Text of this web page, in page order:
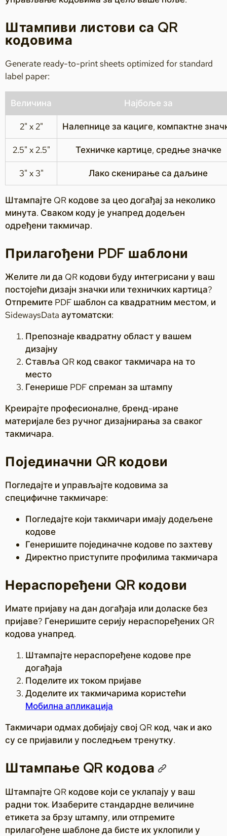
Штампиви листови са QR
кодовима
Generate ready-to-print sheets optimized for standard
label paper:
Величина Најбоље за
2" x 2" Налепнице за кациге, компактне
2.5" x 2.5" Техничке картице, средње значке
3" x 3" Лако скенирање са даљине
Штампајте QR кодове за цео догађај за неколико
минута. Сваком коду је унапред додељен
одређени такмичар.
Прилагођени PDF шаблони
Желите ли да QR кодови буду интегрисани у ваш
постојећи дизајн значки или техничких картица?
Отпремите PDF шаблон са квадратним местом, и
SidewaysData аутоматски:
Препознаје квадратну област у вашем
дизајну
Ставља QR код сваког такмичара на то
место
Генерише PDF спреман за штампу
Креирајте професионалне, бренд-иране
материјале без ручног дизајнирања за сваког
такмичара.
Појединачни QR кодови
Погледајте и управљајте кодовима за
специфичне такмичаре:
Погледајте који такмичари имају додељене
кодове
Генеришите појединачне кодове по захтеву
Директно приступите профилима такмичара
Нераспоређени QR кодови
Имате пријаву на дан догађаја или доласке без
пријаве? Генеришите серију нераспоређених QR
кодова унапред.
Штампајте нераспоређене кодове пре
догађаја
Поделите их током пријаве
Доделите их такмичарима користећи
Мобилна апликација
Такмичари одмах добијају свој QR код, чак и ако
су се пријавили у последњем тренутку.
Штампање QR кодова
Штампајте QR кодове који се уклапају у ваш
радни ток. Изаберите стандардне величине
етикета за брзу штампу, или отпремите
прилагођене шаблоне да бисте их уклопили у